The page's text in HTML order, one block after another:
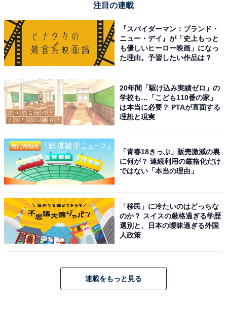
注目の連載
『スパイダーマン：ブランド・
ニュー・デイ』が「史上もっと
も優しいヒーロー映画」になっ
た理由。予習したい作品は？
20年間「駆け込み実績ゼロ」の
学校も…「こども110番の家」
は本当に必要？ PTAが直面する
理想と現実
「青春18きっぷ」販売激減の裏
に何が？ 連続利用の厳格化だけ
ではない「本当の理由」
「移民」に冷たいのはどっちな
のか？ スイスの厳格過ぎる学歴
選別と、日本の曖昧過ぎる外国
人政策
連載をもっと見る